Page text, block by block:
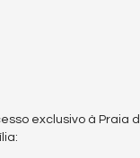
exclusivo à